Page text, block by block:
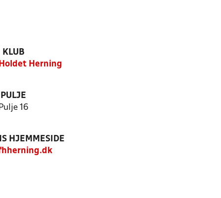
KLUB
Herning
PULJE
16
HJEMMESIDE